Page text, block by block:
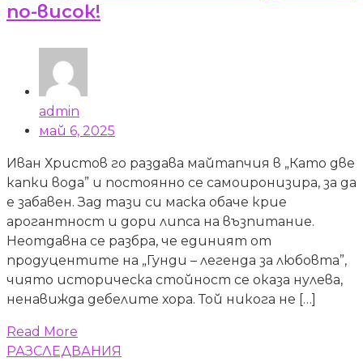
по-висок!
admin
май 6, 2025
Иван Христов го раздава майтапчия в „Като две
капки вода” и постоянно се самоиронизира, за да
е забавен. Зад тази си маска обаче крие
арогантност и дори липса на възпитание.
Неотдавна се разбра, че единият от
продуцентите на „Гунди – легенда за любовта”,
чиято историческа стойност се оказа нулева,
ненавижда дебелите хора. Той никога не […]
Read More
РАЗСЛЕДВАНИЯ